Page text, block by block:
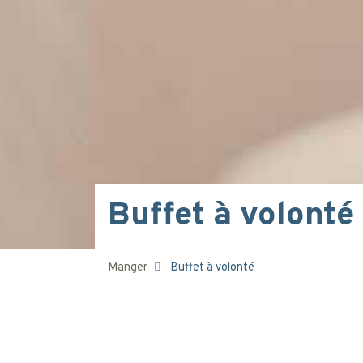
Buffet à volonté
Manger Buffet à volonté